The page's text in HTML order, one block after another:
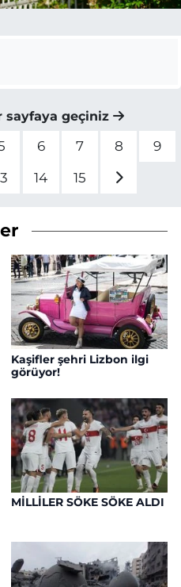
sayfaya geçiniz
6 7 8
9
14 15
Kaşifler şehri Lizbon ilgi
görüyor!
MİLLİLER SÖKE SÖKE ALDI